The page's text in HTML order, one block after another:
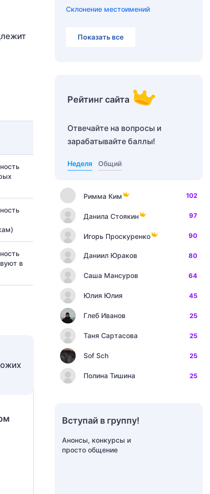
в
Склонение местоимений
Показать все
Рейтинг сайта
Отвечайте на вопросы и
зарабатывайте баллы!
Неделя Общий
Римма Ким 102
Данила Стоякин 97
Игорь Проскуренко 90
Даниил Юраков 80
Саша Мансуров 64
Юлия Юлия 45
Глеб Иванов 25
Таня Сартасова 25
Sof Sch 25
Полина Тишина 25
Вступай в группу!
Анонсы, конкурсы и
просто общение